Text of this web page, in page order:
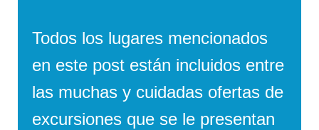
Todos los lugares mencionados
en este post están incluidos entre
las muchas y cuidadas ofertas de
excursiones que se le presentan